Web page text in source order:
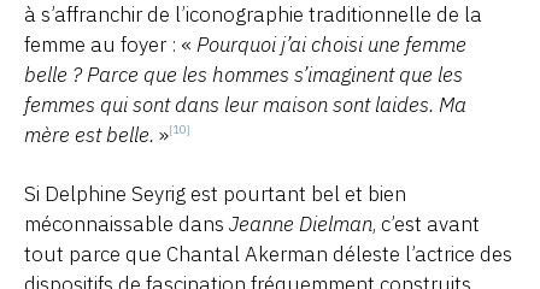
à s’affranchir de l’iconographie traditionnelle de la
femme au foyer : « Pourquoi j’ai choisi une femme
belle ? Parce que les hommes s’imaginent que les
femmes qui sont dans leur maison sont laides. Ma
mère est belle. »[10]
Si Delphine Seyrig est pourtant bel et bien
méconnaissable dans Jeanne Dielman, c’est avant
tout parce que Chantal Akerman déleste l’actrice des